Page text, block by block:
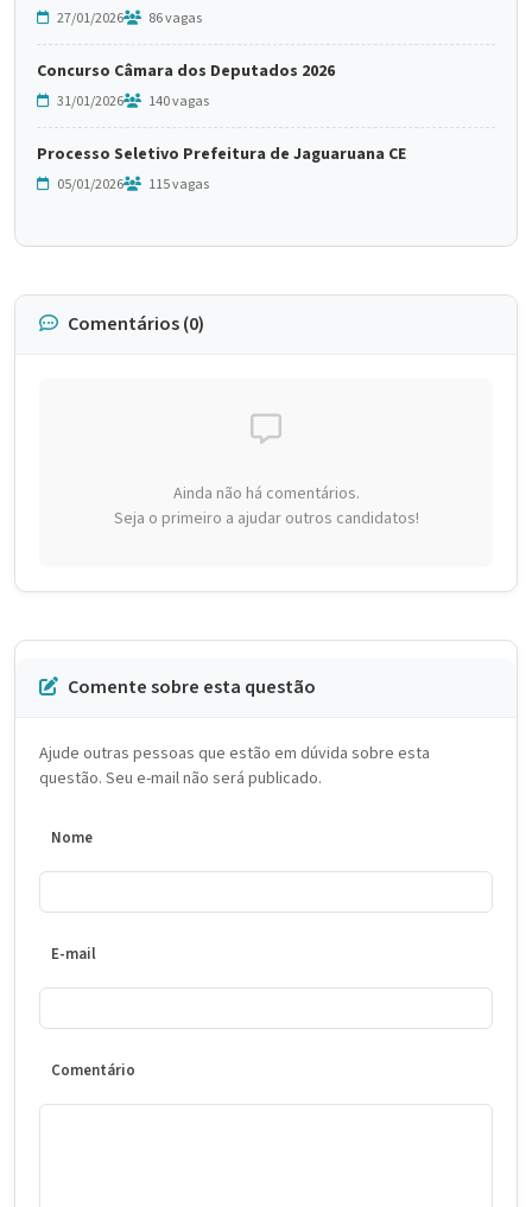
27/01/2026 86 vagas
Concurso Câmara dos Deputados 2026
31/01/2026 140 vagas
Processo Seletivo Prefeitura de Jaguaruana CE
05/01/2026 115 vagas
Comentários (0)
Ainda não há comentários.
Seja o primeiro a ajudar outros candidatos!
Comente sobre esta questão
Ajude outras pessoas que estão em dúvida sobre esta
questão. Seu e-mail não será publicado.
Nome
E-mail
Comentário